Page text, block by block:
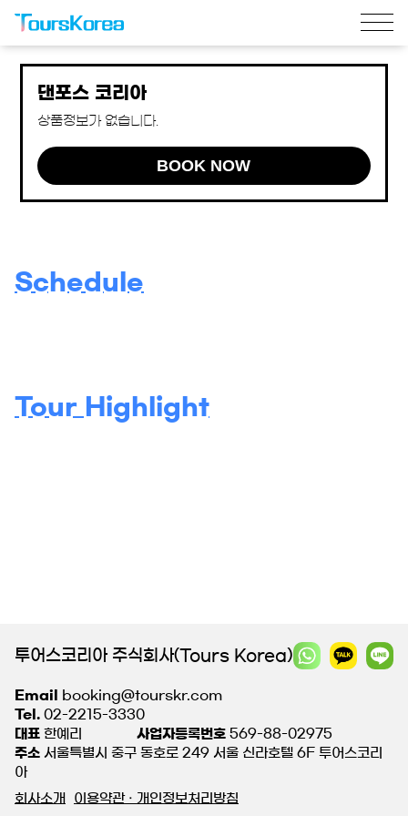
댄포스 코리아
상품정보가 없습니다.
BOOK NOW
Schedule
Tour Highlight
투어스코리아 주식회사(Tours Korea)
Email
booking@tourskr.com
Tel. 02-2215-3330
대표 한예리 사업자등록번호 569-88-02975
주소 서울특별시 중구 동호로 249 서울 신라호텔 6F 투어스코리
아
회사소개
이용약관 · 개인정보처리방침